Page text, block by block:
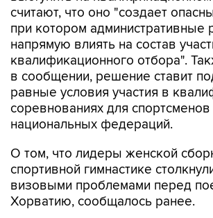
считают, что оно "создает
при котором административные
напрямую влиять на состав
квалификационного отбора".
в сообщении, решение ставит
равные условия участия в
соревнованиях для спортсменов
национальных федераций.
О том, что лидеры женской
спортивной гимнастике
визовыми проблемами перед
Хорватию, сообщалось ранее.